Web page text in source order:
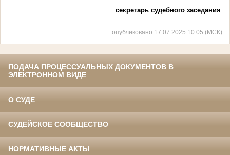
секретарь судебного заседания
опубликовано 17.07.2025 10:05 (МСК)
ПОДАЧА ПРОЦЕССУАЛЬНЫХ ДОКУМЕНТОВ В
ЭЛЕКТРОННОМ ВИДЕ
О СУДЕ
СУДЕЙСКОЕ СООБЩЕСТВО
НОРМАТИВНЫЕ АКТЫ